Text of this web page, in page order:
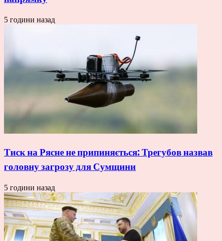
5 години назад
Тиск на Рясне не припиняється: Трегубов назвав
головну загрозу для Сумщини
5 години назад